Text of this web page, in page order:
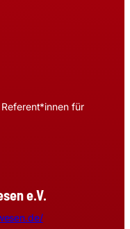
für
e.V.